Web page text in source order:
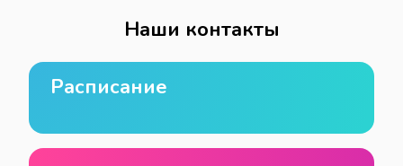
Наши контакты
Расписание